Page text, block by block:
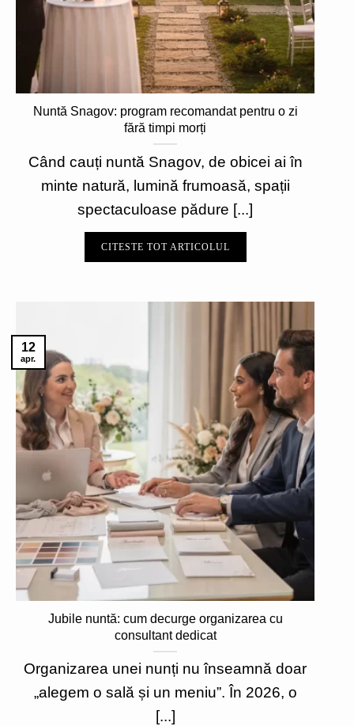
Nuntă Snagov: program recomandat pentru o zi
fără timpi morți
Când cauți nuntă Snagov, de obicei ai în
minte natură, lumină frumoasă, spații
spectaculoase pădure [...]
CITESTE TOT ARTICOLUL
Jubile nuntă: cum decurge organizarea cu
consultant dedicat
Organizarea unei nunți nu înseamnă doar
„alegem o sală și un meniu”. În 2026, o
[...]
12
apr.